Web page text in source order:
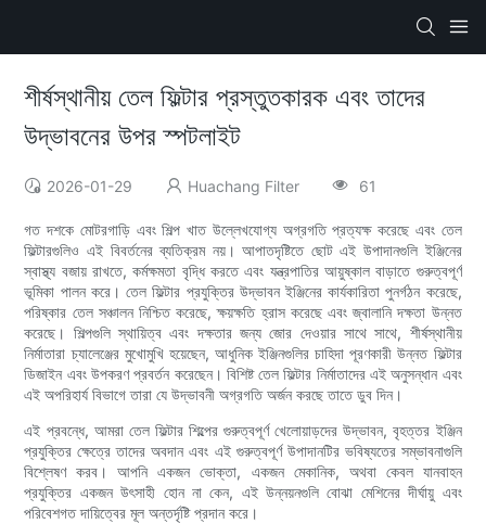
শীর্ষস্থানীয় তেল ফিল্টার প্রস্তুতকারক এবং তাদের
উদ্ভাবনের উপর স্পটলাইট
2026-01-29 Huachang Filter 61
গত দশকে মোটরগাড়ি এবং শিল্প খাত উল্লেখযোগ্য অগ্রগতি প্রত্যক্ষ করেছে এবং তেল
ফিল্টারগুলিও এই বিবর্তনের ব্যতিক্রম নয়। আপাতদৃষ্টিতে ছোট এই উপাদানগুলি ইঞ্জিনের
স্বাস্থ্য বজায় রাখতে, কর্মক্ষমতা বৃদ্ধি করতে এবং যন্ত্রপাতির আয়ুষ্কাল বাড়াতে গুরুত্বপূর্ণ
ভূমিকা পালন করে। তেল ফিল্টার প্রযুক্তির উদ্ভাবন ইঞ্জিনের কার্যকারিতা পুনর্গঠন করেছে,
পরিষ্কার তেল সঞ্চালন নিশ্চিত করেছে, ক্ষয়ক্ষতি হ্রাস করেছে এবং জ্বালানি দক্ষতা উন্নত
করেছে। শিল্পগুলি স্থায়িত্ব এবং দক্ষতার জন্য জোর দেওয়ার সাথে সাথে, শীর্ষস্থানীয়
নির্মাতারা চ্যালেঞ্জের মুখোমুখি হয়েছেন, আধুনিক ইঞ্জিনগুলির চাহিদা পূরণকারী উন্নত ফিল্টার
ডিজাইন এবং উপকরণ প্রবর্তন করেছেন। বিশিষ্ট তেল ফিল্টার নির্মাতাদের এই অনুসন্ধান এবং
এই অপরিহার্য বিভাগে তারা যে উদ্ভাবনী অগ্রগতি অর্জন করছে তাতে ডুব দিন।
এই প্রবন্ধে, আমরা তেল ফিল্টার শিল্পের গুরুত্বপূর্ণ খেলোয়াড়দের উদ্ভাবন, বৃহত্তর ইঞ্জিন
প্রযুক্তির ক্ষেত্রে তাদের অবদান এবং এই গুরুত্বপূর্ণ উপাদানটির ভবিষ্যতের সম্ভাবনাগুলি
বিশ্লেষণ করব। আপনি একজন ভোক্তা, একজন মেকানিক, অথবা কেবল যানবাহন
প্রযুক্তির একজন উৎসাহী হোন না কেন, এই উন্নয়নগুলি বোঝা মেশিনের দীর্ঘায়ু এবং
পরিবেশগত দায়িত্বের মূল অন্তর্দৃষ্টি প্রদান করে।